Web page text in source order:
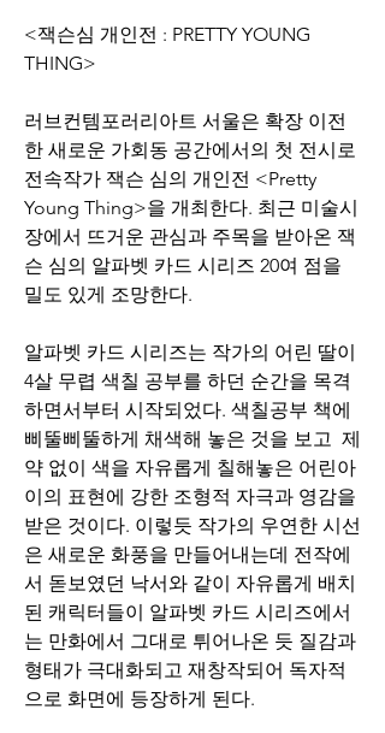
<잭슨심 개인전 : PRETTY YOUNG
THING>
러브컨템포러리아트 서울은 확장 이전
한 새로운 가회동 공간에서의 첫 전시로
전속작가 잭슨 심의 개인전 <Pretty
Young Thing>을 개최한다. 최근 미술시
장에서 뜨거운 관심과 주목을 받아온 잭
슨 심의 알파벳 카드 시리즈 20여 점을
밀도 있게 조망한다.
알파벳 카드 시리즈는 작가의 어린 딸이
4살 무렵 색칠 공부를 하던 순간을 목격
하면서부터 시작되었다. 색칠공부 책에
삐뚤삐뚤하게 채색해 놓은 것을 보고  제
약 없이 색을 자유롭게 칠해놓은 어린아
이의 표현에 강한 조형적 자극과 영감을
받은 것이다. 이렇듯 작가의 우연한 시선
은 새로운 화풍을 만들어내는데 전작에
서 돋보였던 낙서와 같이 자유롭게 배치
된 캐릭터들이 알파벳 카드 시리즈에서
는 만화에서 그대로 튀어나온 듯 질감과
형태가 극대화되고 재창작되어 독자적
으로 화면에 등장하게 된다.